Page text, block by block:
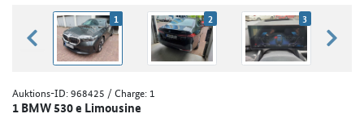
zurück blättern
1 2 3
Auktions-ID:968425 / Charge: 1
1 BMW 530 e Limousine